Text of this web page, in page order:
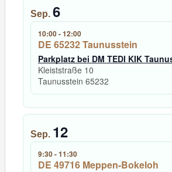
Sep. 6
10:00-12:00
DE 65232 Taunusstein
Parkplatz bei DM TEDI KIK
Kleiststraße 10
Taunusstein 65232
Sep. 12
9:30-11:30
DE 49716 Meppen-Bokeloh